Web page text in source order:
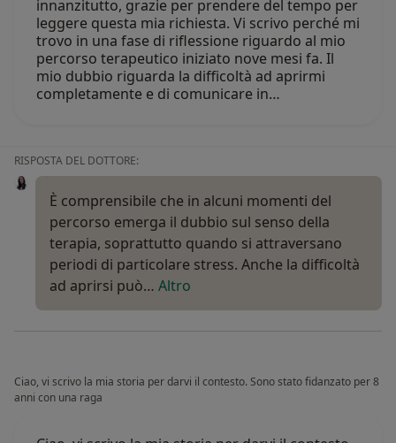
innanzitutto, grazie per prendere del tempo per
leggere questa mia richiesta. Vi scrivo perché mi
trovo in una fase di riflessione riguardo al mio
percorso terapeutico iniziato nove mesi fa. Il
mio dubbio riguarda la difficoltà ad aprirmi
completamente e di comunicare in…
RISPOSTA DEL DOTTORE:
È comprensibile che in alcuni momenti del
percorso emerga il dubbio sul senso della
terapia, soprattutto quando si attraversano
periodi di particolare stress. Anche la difficoltà
ad aprirsi può… Altro
Ciao, vi scrivo la mia storia per darvi il contesto. Sono stato fidanzato per 8
anni con una raga